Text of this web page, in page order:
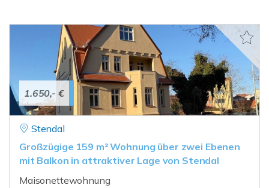
1.650,- €
Stendal
Großzügige 159 m² Wohnung über zwei Ebenen
mit Balkon in attraktiver Lage von Stendal
Maisonettewohnung